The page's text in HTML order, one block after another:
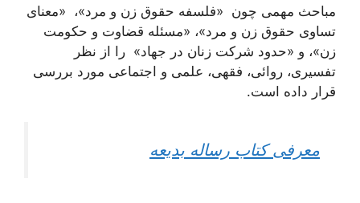
مباحث مهمی چون «فلسفه حقوق زن و مرد»، «معنای
تساوی حقوق زن و مرد»، «مسئله قضاوت و حکومت
زن»، و «حدود شرکت زنان در جهاد» را از نظر
تفسیری، روائی، فقهی، علمی و اجتماعی مورد بررسی
قرار داده است.
معرفی کتاب رساله بدیعه